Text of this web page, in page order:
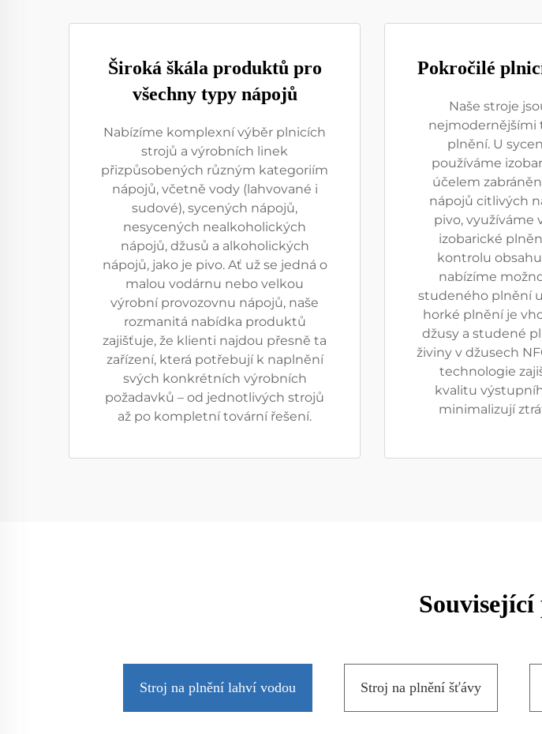
Široká škála produktů pro
všechny typy nápojů
Nabízíme komplexní výběr plnicích
strojů a výrobních linek
přizpůsobených různým kategoriím
nápojů, včetně vody (lahvované i
sudové), sycených nápojů,
nesycených nealkoholických
nápojů, džusů a alkoholických
nápojů, jako je pivo. Ať už se jedná o
malou vodárnu nebo velkou
výrobní provozovnu nápojů, naše
rozmanitá nabídka produktů
zajišťuje, že klienti najdou přesně ta
zařízení, která potřebují k naplnění
svých konkrétních výrobních
požadavků – od jednotlivých strojů
až po kompletní tovární řešení.
Pokročilé
Naše stroje
nejmodernějšími
plnění. U
používáme
účelem
nápojů citlivých
pivo, využíváme
izobarické
kontrolu
nabízíme
studeného plnění
horké plnění je
džusy a studené
živiny v džusech
technologie
kvalitu
minimalizují
Stroj na plnění lahví vodou Stroj na plnění šťávy